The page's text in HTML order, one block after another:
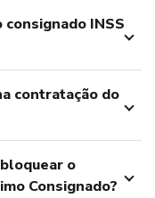
INSS
contratação do
o
Consignado?